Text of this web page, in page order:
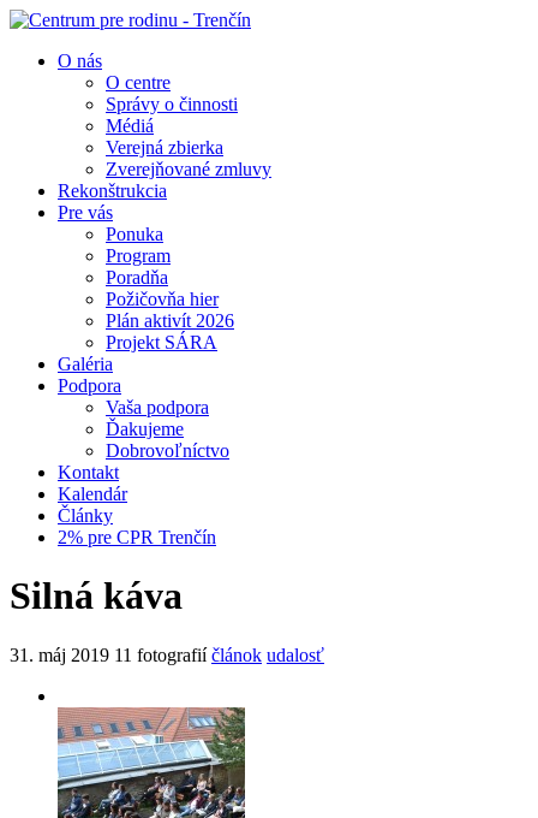
O nás
O centre
Správy o činnosti
Médiá
Verejná zbierka
Zverejňované zmluvy
Rekonštrukcia
Pre vás
Ponuka
Program
Poradňa
Požičovňa hier
Plán aktivít 2026
Projekt SÁRA
Galéria
Podpora
Vaša podpora
Ďakujeme
Dobrovoľníctvo
Kontakt
Kalendár
Články
2% pre CPR Trenčín
Silná káva
31. máj 2019 11 fotografií článok udalosť